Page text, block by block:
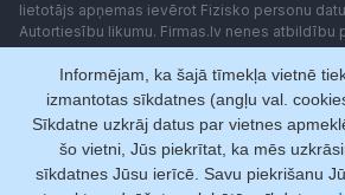
lietotājs apņemas ievērot Fizisko personu
Autortiesību likumu. Firmas.lv nenes atbildību
lēmumiem, kas balstīti uz saņemto
izmantot jebkādas automatizētas sistēmas vai
piekļuvei sistēmai bez rakstiskas
redaktore: Ingūna Pempere.
Lietošanas noteikumi
Privātuma politika Norēķini
Informējam, ka šajā tīmekļa vietnē
izmantotas sīkdatnes (angļu val.
Sīkdatne uzkrāj datus par vietnes
šo vietni, Jūs piekrītat, ka mēs
sīkdatnes Jūsu ierīcē. Savu piekrišanu